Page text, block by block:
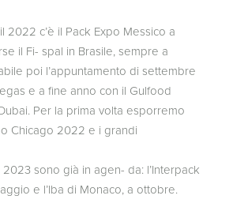
2022 c’è il Pack Expo Messico a
il Fi- spal in Brasile, sempre a
poi l’appuntamento di settembre
e a fine anno con il Gulfood
Per la prima volta esporremo
Chicago 2022 e i grandi
sono già in agen- da: l’Interpack
e l’Iba di Monaco, a ottobre.